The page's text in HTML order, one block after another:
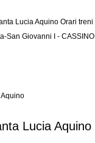
Lucia Aquino Orari treni
San Giovanni I - CASSINO
Lucia Aquino